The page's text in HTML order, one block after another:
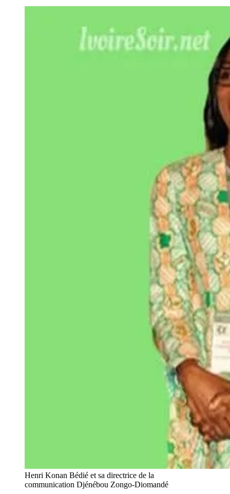
Henri Konan Bédié et sa directrice de la
communication Djénébou Zongo-Diomandé